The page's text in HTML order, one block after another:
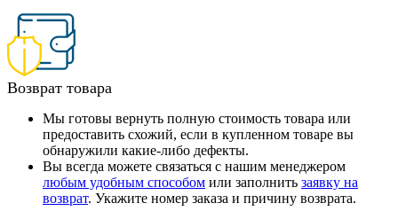
Возврат товара
Мы готовы вернуть полную стоимость товара или
предоставить схожий, если в купленном товаре вы
обнаружили какие-либо дефекты.
Вы всегда можете связаться с нашим менеджером
любым удобным способом или заполнить заявку на
возврат. Укажите номер заказа и причину возврата.